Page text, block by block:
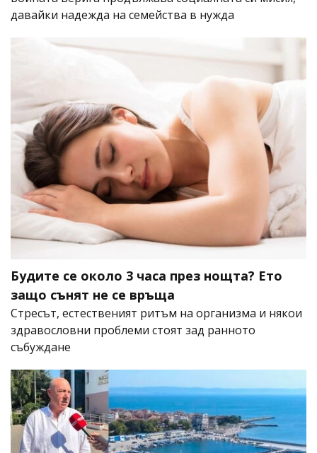
давайки надежда на семейства в нужда
Будите се около 3 часа през нощта? Ето
защо сънят не се връща
Стресът, естественият ритъм на организма и някои
здравословни проблеми стоят зад ранното
събуждане